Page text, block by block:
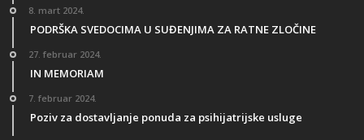
8. mart 2024.
PODRŠKA SVEDOCIMA U SUĐENJIMA ZA RATNE ZLOČINE
27. februar 2024.
IN MEMORIAM
7. februar 2024.
Poziv za dostavljanje ponuda za psihijatrijske usluge